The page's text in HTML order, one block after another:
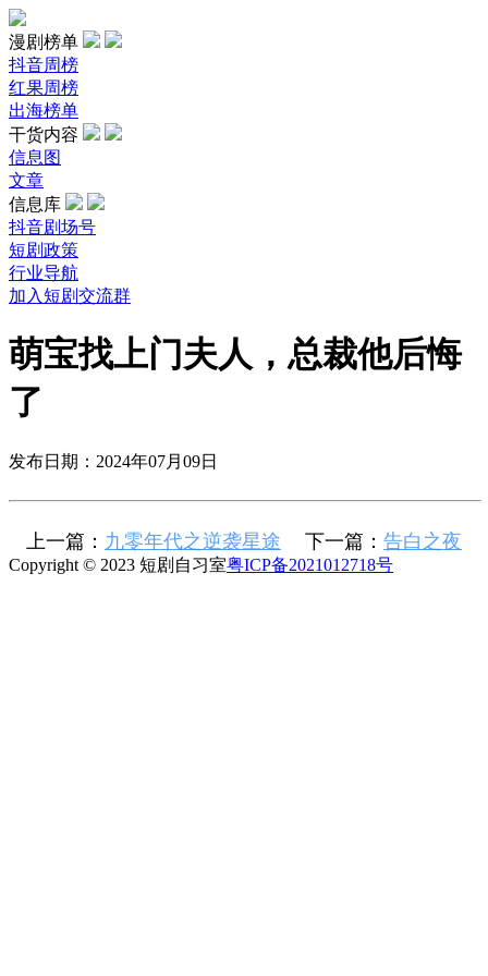
漫剧榜单
抖音周榜
红果周榜
出海榜单
干货内容
信息图
文章
信息库
抖音剧场号
短剧政策
行业导航
加入短剧交流群
萌宝找上门夫人，总裁他后悔
了
发布日期：2024年07月09日
上一篇： 九零年代之逆袭星途 下一篇： 告白之夜
Copyright © 2023 短剧自习室粤ICP备2021012718号